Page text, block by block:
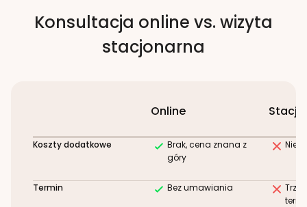
Konsultacja online vs. wizyta
stacjonarna
Online
Koszty dodatkowe
Brak, cena znana z
góry
Termin Bez umawiania